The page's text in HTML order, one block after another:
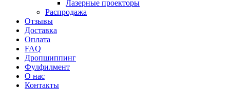
Лазерные проекторы
Распродажа
Отзывы
Доставка
Оплата
FAQ
Дропшиппинг
Фулфилмент
О нас
Контакты